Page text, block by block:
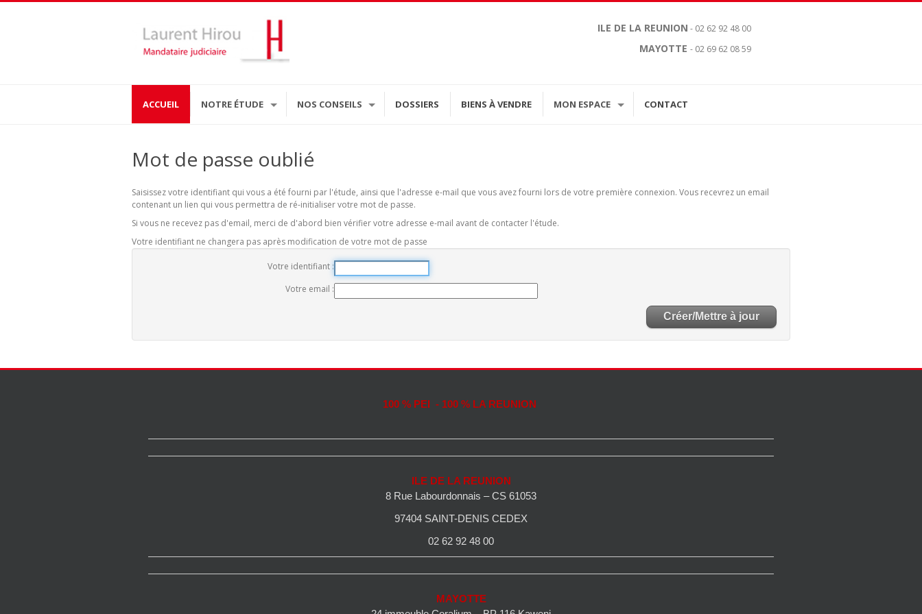
ILE DE LA REUNION - 02 62 92 48 00
MAYOTTE- 02 69 62 08 59
ACCUEIL NOTRE ÉTUDE NOS CONSEILS DOSSIERS BIENS À VENDRE MON ESPACE CONTACT
Mot de passe oublié
Saisissez votre identifiant qui vous a été fourni par l'étude, ainsi que l'adresse e-mail que vous avez fourni lors de votre première connexion. Vous recevrez un email
contenant un lien qui vous permettra de ré-initialiser votre mot de passe.
Si vous ne recevez pas d'email, merci de d'abord bien vérifier votre adresse e-mail avant de contacter l'étude.
Votre identifiant ne changera pas après modification de votre mot de passe
Votre identifiant
Votre email
100 % PEI - 100 % LA REUNION
ILE DE LA REUNION
8 Rue Labourdonnais – CS 61053
97404 SAINT-DENIS CEDEX
02 62 92 48 00
MAYOTTE